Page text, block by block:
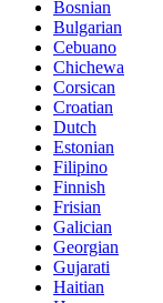
Bosnian
Bulgarian
Cebuano
Chichewa
Corsican
Croatian
Dutch
Estonian
Filipino
Finnish
Frisian
Galician
Georgian
Gujarati
Haitian